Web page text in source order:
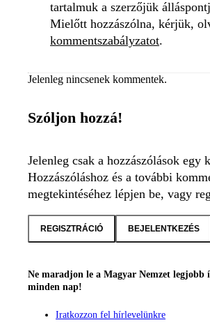
tartalmuk a szerzőjük
Mielőtt hozzászólna, kérjük,
kommentszabályzatot.
Jelenleg nincsenek kommentek.
Szóljon hozzá!
Jelenleg csak a hozzászólások egy
Hozzászóláshoz és a további
megtekintéséhez lépjen be, vagy
REGISZTRÁCIÓ BEJELENTKEZÉS
Ne maradjon le a Magyar Nemzet legjobb
minden nap!
Iratkozzon fel hírlevelünkre